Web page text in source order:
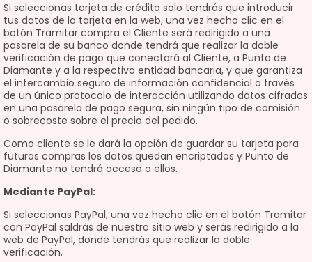
Si seleccionas tarjeta de crédito solo tendrás que introducir
tus datos de la tarjeta en la web, una vez hecho clic en el
botón Tramitar compra el Cliente será redirigido a una
pasarela de su banco donde tendrá que realizar la doble
verificación de pago que conectará al Cliente, a Punto de
Diamante y a la respectiva entidad bancaria, y que garantiza
el intercambio seguro de información confidencial a través
de un único protocolo de interacción utilizando datos cifrados
en una pasarela de pago segura, sin ningún tipo de comisión
o sobrecoste sobre el precio del pedido.
Como cliente se le dará la opción de guardar su tarjeta para
futuras compras los datos quedan encriptados y Punto de
Diamante no tendrá acceso a ellos.
Mediante PayPal:
Si seleccionas PayPal, una vez hecho clic en el botón Tramitar
con PayPal saldrás de nuestro sitio web y serás redirigido a la
web de PayPal, donde tendrás que realizar la doble
verificación.